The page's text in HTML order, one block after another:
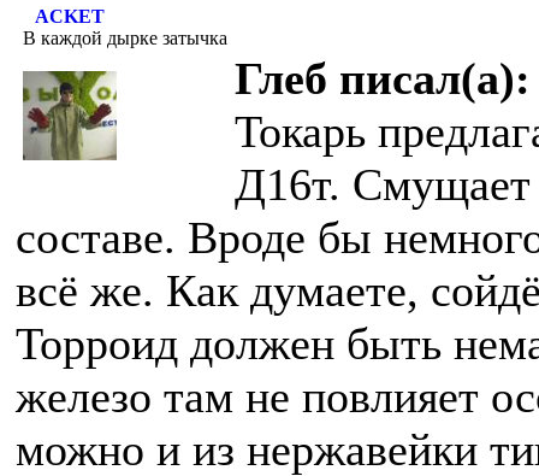
ACKET
В каждой дырке затычка
Глеб писал(а):
Токарь
Д16т. Смущает
составе. Вроде бы
всё же. Как думаете,
Торроид должен быть
железо там не повлияет
можно и из нержавейки